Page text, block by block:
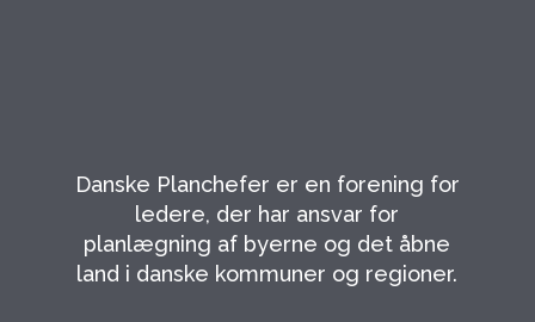
Danske Planchefer er en forening for
ledere, der har ansvar for
planlægning af byerne og det åbne
land i danske kommuner og regioner.